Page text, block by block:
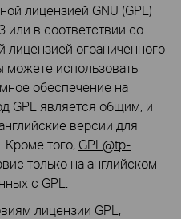
лицензией GNU (GPL)
или в соответствии со
лицензией ограниченного
можете использовать
обеспечение на
GPL является общим, и
версии для
Кроме того, GPL@tp-
только на английском
с GPL.
лицензии GPL,